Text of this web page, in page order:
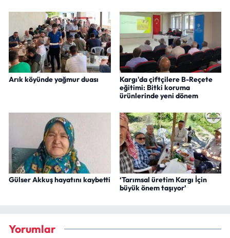
Arık köyünde yağmur duası
Kargı'da çiftçilere B-Reçete
eğitimi: Bitki koruma
ürünlerinde yeni dönem
Gülser Akkuş hayatını kaybetti
‘Tarımsal üretim Kargı İçin
büyük önem taşıyor’
Yorumlar